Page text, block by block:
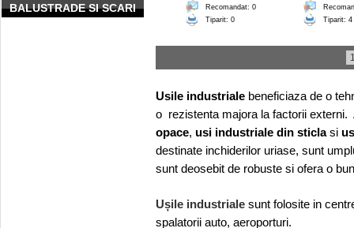
BALUSTRADE SI SCARI
Recomandat: 0
Tiparit: 0
Tiparit: 4
Usile industriale beneficiaza de o
o rezistenta majora la factorii
opace, usi industriale din sticlasi
destinate inchiderilor uriase, sunt
sunt deosebit de robuste si ofera o
Ușile industriale sunt folosite in
spalatorii auto, aeroporturi.